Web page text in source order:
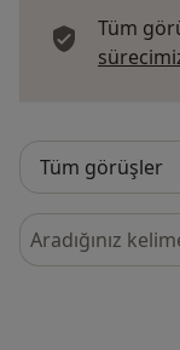
Tüm
Görüşler